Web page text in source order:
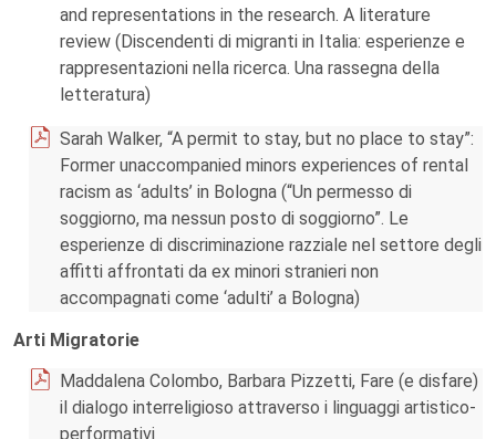
and representations in the research. A literature
review (Discendenti di migranti in Italia: esperienze e
rappresentazioni nella ricerca. Una rassegna della
letteratura)
Sarah Walker, “A permit to stay, but no place to stay”:
Former unaccompanied minors experiences of rental
racism as ‘adults’ in Bologna (“Un permesso di
soggiorno, ma nessun posto di soggiorno”. Le
esperienze di discriminazione razziale nel settore degli
affitti affrontati da ex minori stranieri non
accompagnati come ‘adulti’ a Bologna)
Arti Migratorie
Maddalena Colombo, Barbara Pizzetti, Fare (e disfare)
il dialogo interreligioso attraverso i linguaggi artistico-
performativi